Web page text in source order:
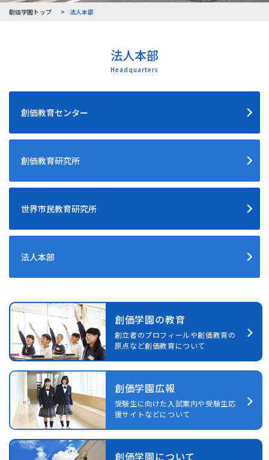
創価学園トップ 法人本部
法人本部
創価教育センター
創価教育研究所
世界市民教育研究所
法人本部
創価学園の教育
創立者のプロフィールや創価教育の
原点など創価教育について
創価学園広報
受験生に向けた入試案内や受験生応
援サイトなどについて
創価学園について